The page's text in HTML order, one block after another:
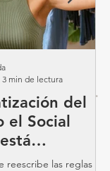
del
el Social
las reglas
reescribe las reglas del
3 min de lectura